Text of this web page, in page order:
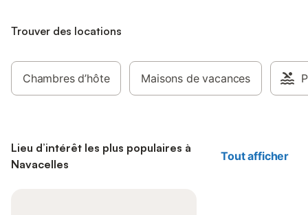
Trouver des locations
Chambres d’hôte Maisons de vacances
Lieu d’intérêt les plus populaires à
Navacelles
Tout afficher